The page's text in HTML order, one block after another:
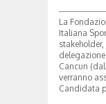
La
Italiana
Cancun
verranno
Candidata